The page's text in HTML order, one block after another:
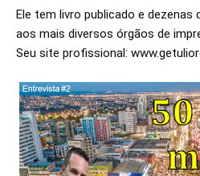
Ele tem livro publicado e
aos mais diversos órgãos de
Seu site profissional: